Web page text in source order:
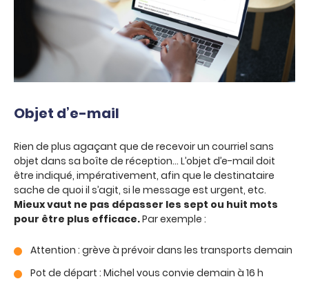
Objet d’e-mail
Rien de plus agaçant que de recevoir un courriel sans
objet dans sa boîte de réception… L’objet d’e-mail doit
être indiqué, impérativement, afin que le destinataire
sache de quoi il s’agit, si le message est urgent, etc.
Mieux vaut ne pas dépasser les sept ou huit mots
pour être plus efficace.Par exemple :
Attention : grève à prévoir dans les transports demain
Pot de départ : Michel vous convie demain à 16 h